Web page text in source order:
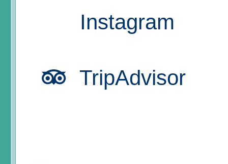
Instagram
TripAdvisor